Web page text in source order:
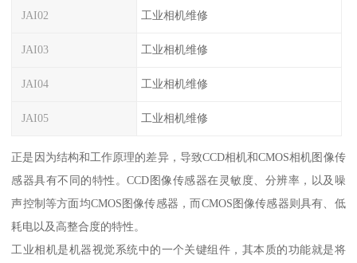
JAI02 工业相机维修
JAI03 工业相机维修
JAI04 工业相机维修
JAI05 工业相机维修
正是因为结构和工作原理的差异，导致CCD相机和CMOS相机图像传
感器具有不同的特性。CCD图像传感器在灵敏度、分辨率，以及噪
声控制等方面均CMOS图像传感器，而CMOS图像传感器则具有、低
耗电以及高整合度的特性。
工业相机是机器视觉系统中的一个关键组件，其本质的功能就是将